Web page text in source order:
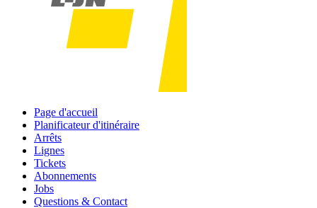
Page d'accueil
Planificateur d'itinéraire
Arrêts
Lignes
Tickets
Abonnements
Jobs
Questions & Contact